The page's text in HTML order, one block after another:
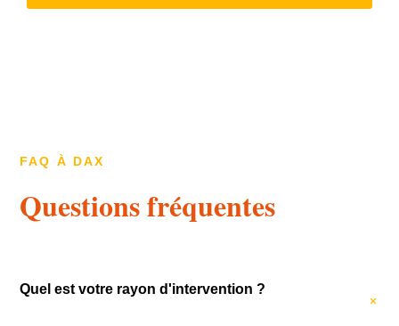
FAQ À DAX
Questions fréquentes
Quel est votre rayon d'intervention ?